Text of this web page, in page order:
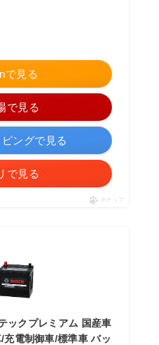
で見る
で見る
ングで見る
で見る
ポチップ
ックプレミアム 国産車
充電制御車/標準車 バッ